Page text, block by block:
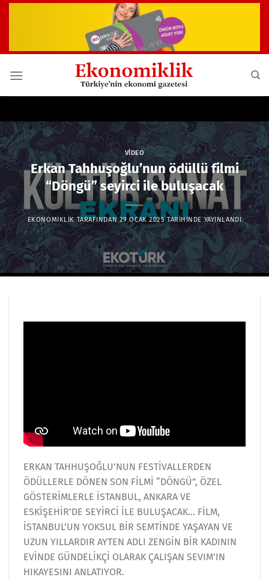
VIDEO
Erkan Tahhuşoğlu’nun ödüllü filmi
“Döngü” seyirci ile buluşacak
EKONOMIKLIKTARAFINDAN 29 OCAK 2025TARIHINDE YAYINLANDI
ERKAN TAHHUŞOĞLU’NUN FESTİVALLERDEN
ÖDÜLLERLE DÖNEN SON FİLMİ “DÖNGÜ”, ÖZEL
GÖSTERİMLERLE İSTANBUL, ANKARA VE
ESKİŞEHİR’DE SEYİRCİ İLE BULUŞACAK… FİLM,
İSTANBUL’UN YOKSUL BİR SEMTİNDE YAŞAYAN VE
UZUN YILLARDIR AYTEN ADLI ZENGİN BİR KADININ
EVİNDE GÜNDELİKÇİ OLARAK ÇALIŞAN SEVIM’IN
HIKAYESINI ANLATIYOR.